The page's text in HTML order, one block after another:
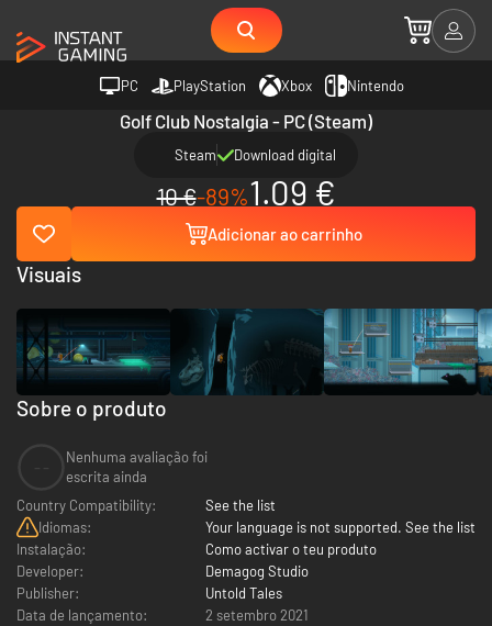
PC PlayStation Xbox Nintendo
Golf Club Nostalgia - PC (Steam)
Steam Download digital
10 €-89%1.09 €
Adicionar ao carrinho
Sobre o produto
Nenhuma avaliação foi
escrita ainda
Country Compatibility:
See the list
Idiomas:
Your language is not supported. See the list
Instalação:
Como activar o teu produto
Developer:
Demagog Studio
Publisher:
Untold Tales
Data de lançamento:
2 setembro 2021
Visuais